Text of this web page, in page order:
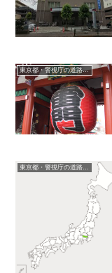
東京都・警視庁の道路使用許可申請